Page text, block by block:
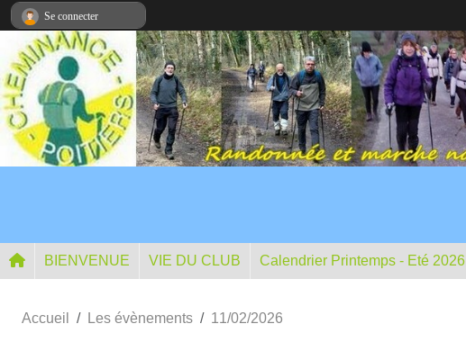
BIENVENUE VIE DU CLUB Calendrier Printemps - Eté 2026
Accueil Les évènements 11/02/2026
Se connecter
Panneau de gestion des cookies